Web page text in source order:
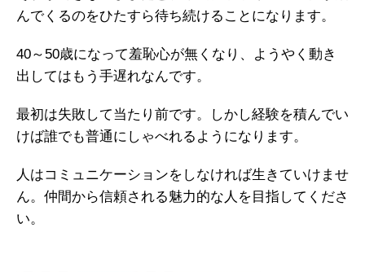
んでくるのをひたすら待ち続けることになります。
40～50歳になって羞恥心が無くなり、ようやく動き
出してはもう手遅れなんです。
最初は失敗して当たり前です。しかし経験を積んでい
けば誰でも普通にしゃべれるようになります。
人はコミュニケーションをしなければ生きていけませ
ん。仲間から信頼される魅力的な人を目指してくださ
い。